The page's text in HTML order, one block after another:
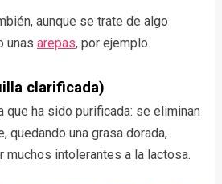
aunque se trate de algo
unas arepas, por ejemplo.
clarificada)
que ha sido purificada: se eliminan
quedando una grasa dorada,
muchos intolerantes a la lactosa.